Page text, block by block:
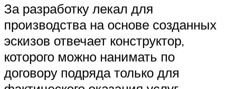
За разработку лекал для
производства на основе созданных
эскизов отвечает конструктор,
которого можно нанимать по
договору подряда только для